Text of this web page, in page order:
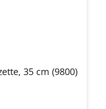
35 cm (9800)